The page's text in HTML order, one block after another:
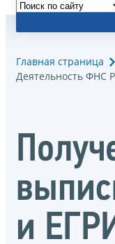
Главная страница
Деятельность ФНС
и